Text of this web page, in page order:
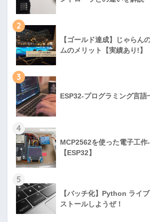
2
【ゴールド達成】じゃらん
ムのメリット【実績あり!】
3
ESP32-プログラミング言語
4
MCP2562を使った電子工
【ESP32】
5
【バッチ化】Python ライ
ストールしようぜ！